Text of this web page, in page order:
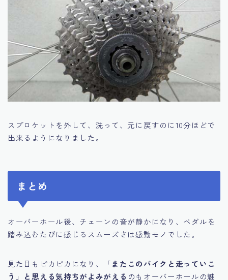
スプロケットを外して、洗って、元に戻すのに10分ほどで
出来るようになりました。
まとめ
オーバーホール後、チェーンの音が静かになり、ペダルを
踏み込むたびに感じるスムーズさは感動モノでした。
見た目もピカピカになり、
「またこのバイクと走っていこ
う」と思える気持ちがよみがえる のもオーバーホールの魅